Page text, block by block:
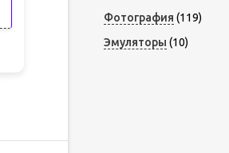
Фотография (119)
Эмуляторы (10)